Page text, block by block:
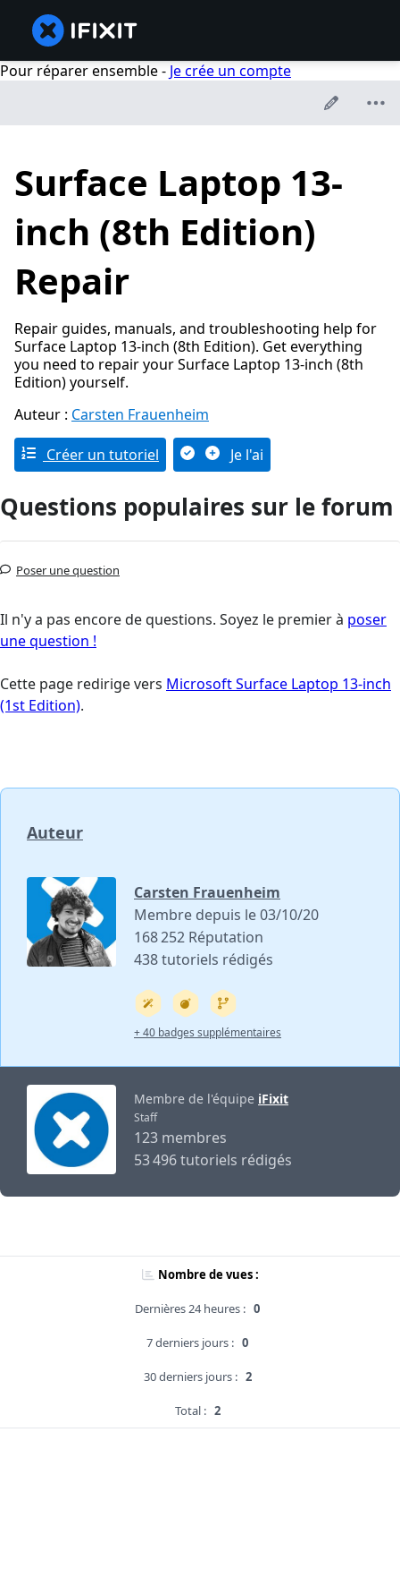
Pour réparer ensemble - Je crée un compte
Surface Laptop 13-
inch (8th Edition)
Repair
Repair guides, manuals, and troubleshooting help for
Surface Laptop 13-inch (8th Edition). Get everything
you need to repair your Surface Laptop 13-inch (8th
Edition) yourself.
Auteur : Carsten Frauenheim
Créer un tutoriel Je l'ai
Questions populaires sur le forum
Poser une question
Il n'y a pas encore de questions. Soyez le premier à poser
une question !
Cette page redirige vers Microsoft Surface Laptop 13-inch
(1st Edition).
Auteur
Carsten Frauenheim
Membre depuis le 03/10/20
168 252 Réputation
438 tutoriels rédigés
+ 40 badges supplémentaires
Membre de l'équipe iFixit
Staff
123 membres
53 496 tutoriels rédigés
Nombre de vues :
Dernières 24 heures : 0
7 derniers jours : 0
30 derniers jours : 2
Total : 2